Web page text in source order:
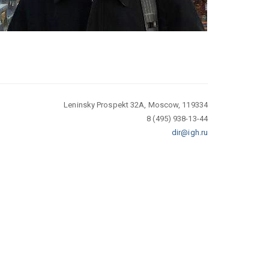
Leninsky Prospekt 32A, Moscow, 119334
8 (495) 938-13-44
dir@igh.ru